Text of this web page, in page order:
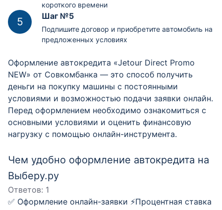
короткого времени
Шаг №5
Подпишите договор и приобретите автомобиль на
предложенных условиях
Оформление автокредита «Jetour Direct Promo
NEW» от Совкомбанка — это способ получить
деньги на покупку машины с постоянными
условиями и возможностью подачи заявки онлайн.
Перед оформлением необходимо ознакомиться с
основными условиями и оценить финансовую
нагрузку с помощью онлайн-инструмента.
Чем удобно оформление автокредита на
Выберу.ру
Ответов: 1
✅ Оформление онлайн-заявки ⚡️Процентная ставка